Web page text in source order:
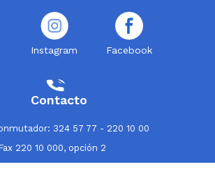
Instagram Facebook
Contacto
324 57 77 - 220 10 00
220 10 000, opción 2